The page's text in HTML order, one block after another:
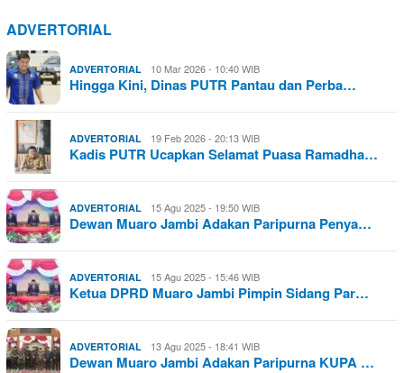
ADVERTORIAL
ADVERTORIAL 10 Mar 2026 - 10:40 WIB
Hingga Kini, Dinas PUTR Pantau dan Perba…
ADVERTORIAL 19 Feb 2026 - 20:13 WIB
Kadis PUTR Ucapkan Selamat Puasa Ramadha…
ADVERTORIAL 15 Agu 2025 - 19:50 WIB
Dewan Muaro Jambi Adakan Paripurna Penya…
ADVERTORIAL 15 Agu 2025 - 15:46 WIB
Ketua DPRD Muaro Jambi Pimpin Sidang Par…
ADVERTORIAL 13 Agu 2025 - 18:41 WIB
Dewan Muaro Jambi Adakan Paripurna KUPA …